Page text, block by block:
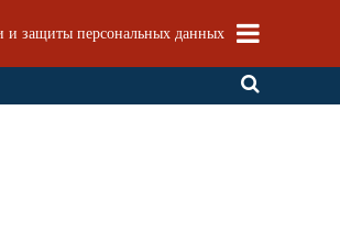
и защиты персональных данных